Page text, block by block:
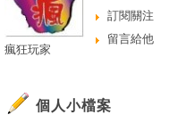
訂閱關注
留言給他
瘋狂玩家
個人小檔案